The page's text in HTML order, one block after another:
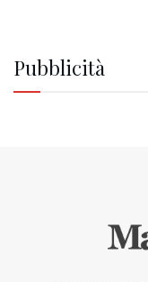
Pubblicità